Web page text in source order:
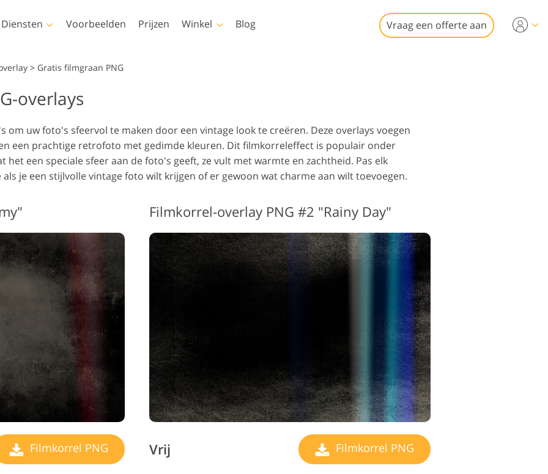
Diensten
onroerend goed
voor kleding
Fotomanipulatie Foto Restauratie
Fotobewerking AI-trainingsgegevens
Voorbeelden Prijzen Winkel
Photoshop
acties
overlays
texturen
collecties van
Valentijnskaarten
Huwelijksuitnodigingen
Uitnodiging voor een
kinderfeestje
Professionele video-
overlays
Blog Vraag een offerte aan
> Gratis filmgraan PNG
overlays
om uw foto's sfeervol te maken door een vintage look te creëren. Deze overlays voegen
een prachtige retrofoto met gedimde kleuren. Dit filmkorreleffect is populair onder
een speciale sfeer aan de foto's geeft, ze vult met warmte en zachtheid. Pas elk
je een stijlvolle vintage foto wilt krijgen of er gewoon wat charme aan wilt toevoegen.
Filmkorrel PNG
Filmkorrel-overlay PNG #2 "Rainy Day"
Vrij Filmkorrel PNG